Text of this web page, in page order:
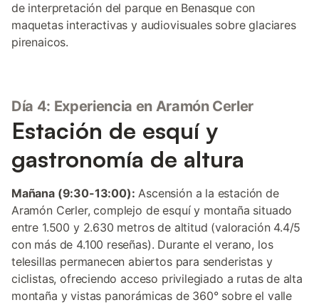
de interpretación del parque en Benasque con
maquetas interactivas y audiovisuales sobre glaciares
pirenaicos.
Día 4: Experiencia en Aramón Cerler
Estación de esquí y
gastronomía de altura
Mañana (9:30-13:00): Ascensión a la estación de
Aramón Cerler, complejo de esquí y montaña situado
entre 1.500 y 2.630 metros de altitud (valoración 4.4/5
con más de 4.100 reseñas). Durante el verano, los
telesillas permanecen abiertos para senderistas y
ciclistas, ofreciendo acceso privilegiado a rutas de alta
montaña y vistas panorámicas de 360° sobre el valle